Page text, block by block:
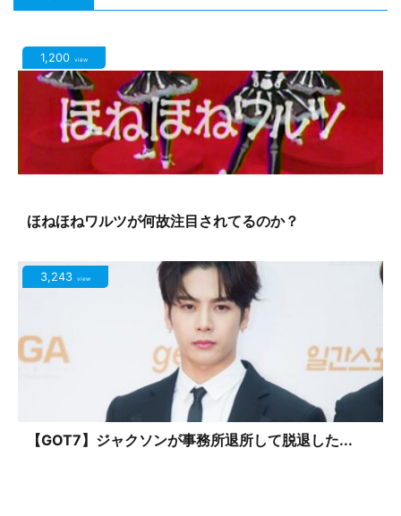
1,200 view
ほねほねワルツが何故注目されてるのか？
3,243 view
【GOT7】ジャクソンが事務所退所して脱退した...